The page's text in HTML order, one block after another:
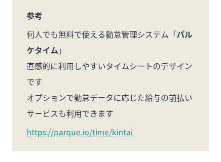
参考
何人でも無料で使える勤怠管理システム「パル
ケタイム 」
直感的に利用しやすいタイムシートのデザイン
です
オプションで勤怠データに応じた給与の前払い
サービスも利用できます
https://parque.io/time/kintai